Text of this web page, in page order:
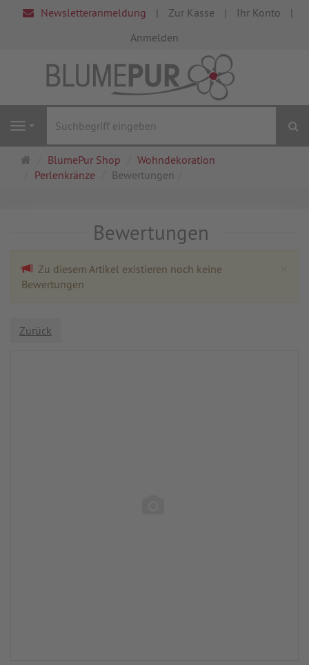
Newsletteranmeldung Zur Kasse
Ihr Konto
Anmelden
Navigation
Startseite
BlumePur Shop
Wohndekoration
Perlenkränze
Bewertungen
Bewertungen
Zu diesem Artikel existieren noch keine
Bewertungen
Zurück